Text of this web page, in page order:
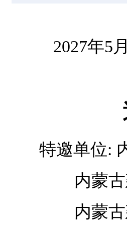
2027年5月
特邀单位:
内蒙
内蒙